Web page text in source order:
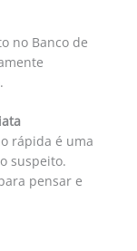
no Banco de
rápida é uma
suspeito.
pensar e